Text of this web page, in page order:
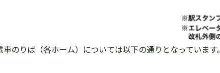
のりば（各ホーム）については以下の通りとなっています。